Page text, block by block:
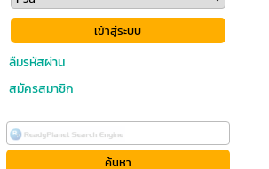
ลืมรหัสผ่าน
สมัครสมาชิก